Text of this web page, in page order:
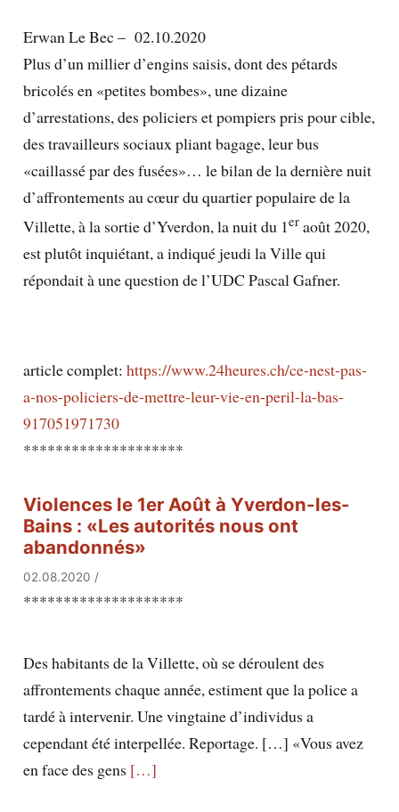
Erwan Le Bec – 02.10.2020
Plus d’un millier d’engins saisis, dont des pétards
bricolés en «petites bombes», une dizaine
d’arrestations, des policiers et pompiers pris pour cible,
des travailleurs sociaux pliant bagage, leur bus
«caillassé par des fusées»… le bilan de la dernière nuit
d’affrontements au cœur du quartier populaire de la
Villette, à la sortie d’Yverdon, la nuit du 1eraoût 2020,
est plutôt inquiétant, a indiqué jeudi la Ville qui
répondait à une question de l’UDC Pascal Gafner.
article complet: https://www.24heures.ch/ce-nest-pas-
a-nos-policiers-de-mettre-leur-vie-en-peril-la-bas-
917051971730
********************
Violences le 1er Août à Yverdon-les-
Bains : «Les autorités nous ont
abandonnés»
02.08.2020 /
********************
Des habitants de la Villette, où se déroulent des
affrontements chaque année, estiment que la police a
tardé à intervenir. Une vingtaine d’individus a
cependant été interpellée. Reportage. […] «Vous avez
en face des gens […]